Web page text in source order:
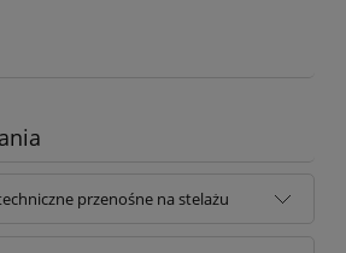
przenośne na stelażu